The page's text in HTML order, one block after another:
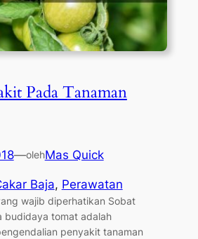
Pada Tanaman
—olehMas Quick
Baja, Perawatan
wajib diperhatikan Sobat
budidaya tomat adalah
penyakit tanaman